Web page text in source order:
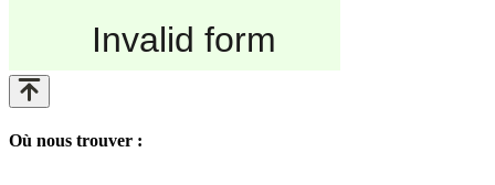
Où nous trouver :